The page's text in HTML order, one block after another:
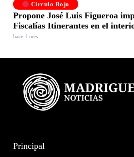
Círculo Rojo
Propone José Luis Figueroa
Fiscalías Itinerantes en el
hace 1 mes
Principal